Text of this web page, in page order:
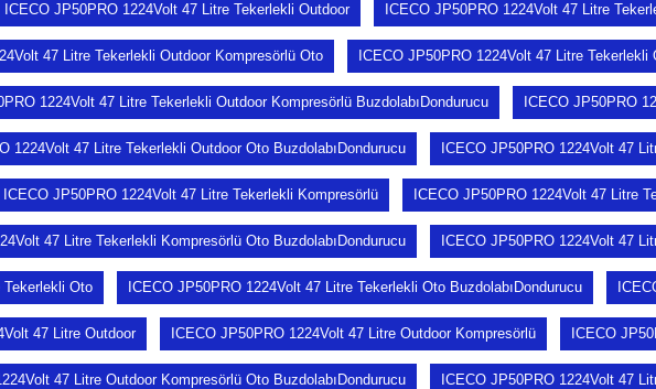
ICECO JP50PRO 1224Volt 47 Litre Tekerlekli Outdoor ICECO JP50PRO 1224Volt 47 Litre
47 Litre Tekerlekli Outdoor Kompresörlü Oto ICECO JP50PRO 1224Volt 47 Litre
1224Volt 47 Litre Tekerlekli Outdoor Kompresörlü BuzdolabıDondurucu ICECO JP50PRO
1224Volt 47 Litre Tekerlekli Outdoor Oto BuzdolabıDondurucu ICECO JP50PRO 1224Volt 47
ICECO JP50PRO 1224Volt 47 Litre Tekerlekli Kompresörlü ICECO JP50PRO 1224Volt 47 Litre
47 Litre Tekerlekli Kompresörlü Oto BuzdolabıDondurucu ICECO JP50PRO 1224Volt 47
Tekerlekli Oto ICECO JP50PRO 1224Volt 47 Litre Tekerlekli Oto BuzdolabıDondurucu
47 Litre Outdoor ICECO JP50PRO 1224Volt 47 Litre Outdoor Kompresörlü ICECO
47 Litre Outdoor Kompresörlü Oto BuzdolabıDondurucu ICECO JP50PRO 1224Volt 47